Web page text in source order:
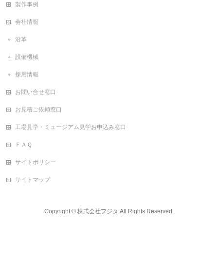
製作事例
会社情報
沿革
設備機械
採用情報
お問い合せ窓口
お見積ご依頼窓口
工場見学・ミュージアム見学お申込み窓口
ＦＡＱ
サイトポリシー
サイトマップ
Copyright © 株式会社フジタ All Rights Reserved.